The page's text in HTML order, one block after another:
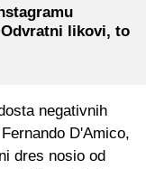
likovi, to
negativnih
D'Amico,
dres nosio od